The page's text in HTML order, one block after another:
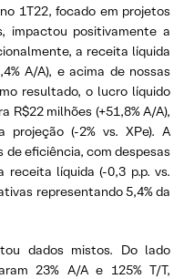
1T22, focado em projetos
impactou positivamente a
a receita líquida
A/A), e acima de nossas
resultado, o lucro líquido
R$22 milhões (+51,8% A/A),
projeção (-2% vs. XPe). A
eficiência, com despesas
receita líquida (-0,3 p.p. vs.
representando 5,4% da
dados mistos. Do lado
23% A/A e 125% T/T,